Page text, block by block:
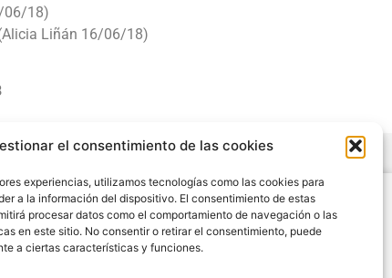
el consentimiento de las cookies
experiencias, utilizamos tecnologías como las cookies para
a la información del dispositivo. El consentimiento de estas
procesar datos como el comportamiento de navegación o las
en este sitio. No consentir o retirar el consentimiento, puede
a ciertas características y funciones.
06/18)
Liñán 16/06/18)
Legal
Condiciones de Uso y Venta
Aviso Legal